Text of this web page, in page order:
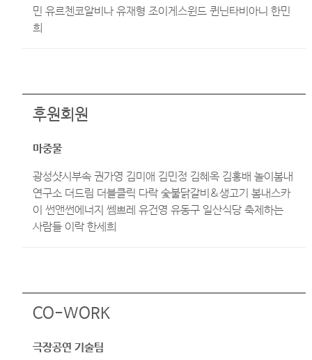
민 유르첸코알비나 유재형 조이게스윈드 퀸닌타비아니 한민
희
후원회원
마중물
광성샷시부속 권가영 김미애 김민정 김혜옥 김홍배 놀이봄내
연구소 더드림 더블클릭 다락 숯불닭갈비&생고기 봄내스카
이 썬앤썬에너지 쎔쁘레 유건영 유동구 일산식당 축제하는
사람들 이락 한세희
CO-WORK
극장공연 기술팀